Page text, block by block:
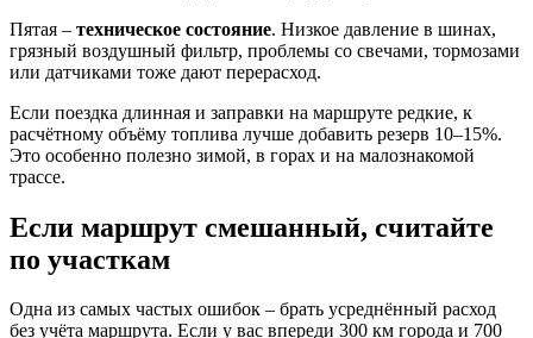
Пятая – техническое состояние. Низкое давление в шинах,
грязный воздушный фильтр, проблемы со свечами, тормозами
или датчиками тоже дают перерасход.
Если поездка длинная и заправки на маршруте редкие, к
расчётному объёму топлива лучше добавить резерв 10–15%.
Это особенно полезно зимой, в горах и на малознакомой
трассе.
Если маршрут смешанный, считайте
по участкам
Одна из самых частых ошибок – брать усреднённый расход
без учёта маршрута. Если у вас впереди 300 км города и 700